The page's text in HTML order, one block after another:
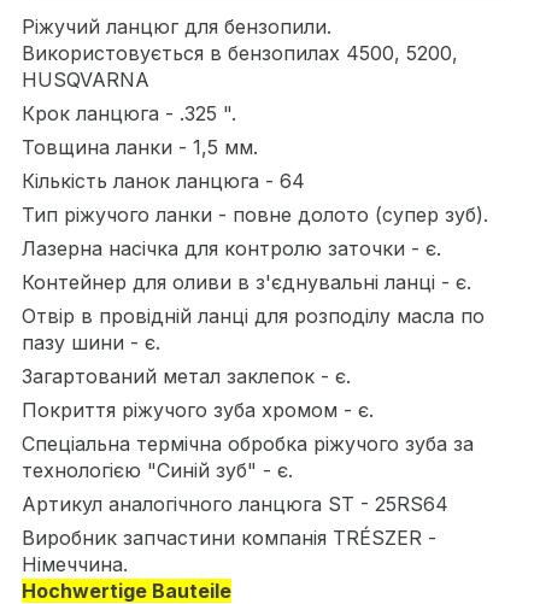
Ріжучий ланцюг для бензопили.
Використовується в бензопилах 4500, 5200,
HUSQVARNA
Крок ланцюга - .325 ".
Товщина ланки - 1,5 мм.
Кількість ланок ланцюга - 64
Тип ріжучого ланки - повне долото (супер зуб).
Лазерна насічка для контролю заточки - є.
Контейнер для оливи в з'єднувальні ланці - є.
Отвір в провідній ланці для розподілу масла по
пазу шини - є.
Загартований метал заклепок - є.
Покриття ріжучого зуба хромом - є.
Спеціальна термічна обробка ріжучого зуба за
технологією "Синій зуб" - є.
Артикул аналогічного ланцюга ST - 25RS64
Виробник запчастини компанія TRÉSZER -
Німеччина.
Hochwertige Bauteile